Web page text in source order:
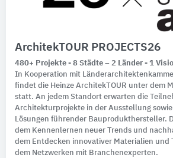
ArchitekTOUR PROJECTS26
480+ Projekte - 8 Städte – 2 Länder - 1
In Kooperation mit
findet die Heinze ArchitekTOUR unter dem
statt. An jedem Standort erwarten die
Architekturprojekte in der Ausstellung
Lösungen führender Bauprodukthersteller.
dem Kennenlernen neuer Trends und
dem Entdecken innovativer Materialien und
dem Netzwerken mit Branchenexperten.